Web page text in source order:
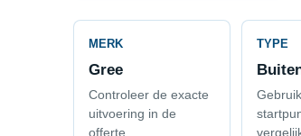
MERK
Gree
Controleer de exacte
uitvoering in de
offerte
TYPE